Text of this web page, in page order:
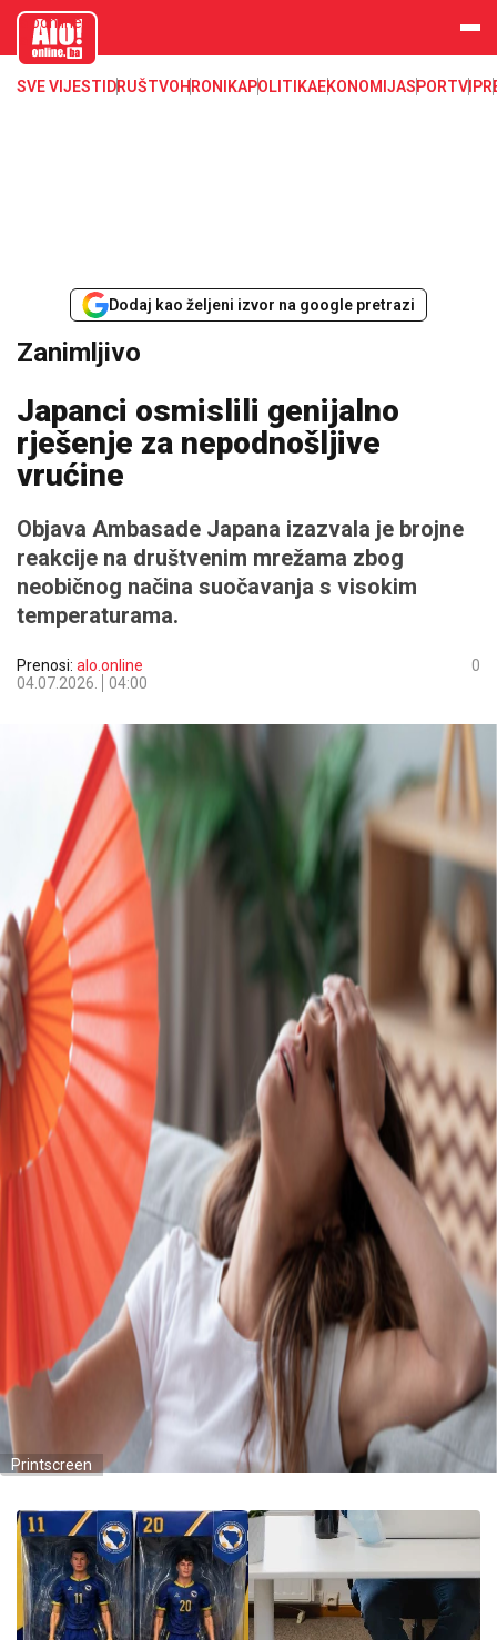
aloonline.b
SVE VIJESTI DRUŠTVOHRONIKAPOLITIKAEKONOMIJASPORTVIP
Dodaj kao željeni izvor na google pretrazi
Zanimljivo
Japanci osmislili genijalno
rješenje za nepodnošljive
vrućine
Objava Ambasade Japana izazvala je brojne
reakcije na društvenim mrežama zbog
neobičnog načina suočavanja s visokim
temperaturama.
Prenosi: alo.online
04.07.2026.
04:00
0
Printscreen